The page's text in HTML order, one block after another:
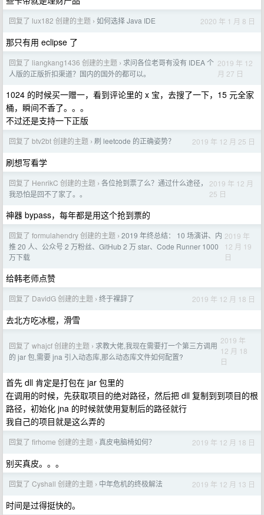
回复了 lux182 创建的主题 › 如何选择 Java IDE 2020 年 1 月 8 日
那只有用 eclipse 了
回复了 liangkang1436 创建的主题 › 求问各位老哥有没有 IDEA 个
人版的正版折扣渠道？国内的国外的都可以。
2019 年 12
月 27 日
1024 的时候买一赠一，看到评论里的 x 宝，去搜了一下，15 元全家
桶，瞬间不香了。。。
不过还是支持一下正版
回复了 btv2bt 创建的主题 › 刷 leetcode 的正确姿势？ 2019 年 12 月 25 日
刷想写看学
回复了 HenrikC 创建的主题 › 各位抢到票了么？通过什么途径，
我恐怕是回不了家了。。
2019 年 12 月
25 日
神器 bypass，每年都是用这个抢到票的
回复了 formulahendry 创建的主题 › 2019 年终总结： 10 场演讲、内
推 20 人、公众号 2 万粉丝、GitHub 2 万 star、Code Runner 1000
万下载
2019 年
12 月 19
日
给韩老师点赞
回复了 DavidG 创建的主题 › 终于裸辞了 2019 年 12 月 18 日
去北方吃冰棍，滑雪
回复了 whajcf 创建的主题 › 求教大佬,我现在需要打一个第三方调用
的 jar 包,需要 jna 引入动态库,那么动态库文件如何配置?
2019 年
12 月 18
日
首先 dll 肯定是打包在 jar 包里的
在调用的时候，先获取项目的绝对路径，然后把 dll 复制到到项目的根
路径，初始化 jna 的时候就使用复制后的路径就行
我自己的项目就是这么弄的
回复了 firhome 创建的主题 › 真皮电脑椅如何？ 2019 年 12 月 18 日
别买真皮。。。
回复了 Cyshall 创建的主题 › 中年危机的终极解法 2019 年 12 月 13 日
时间是过得挺快的。